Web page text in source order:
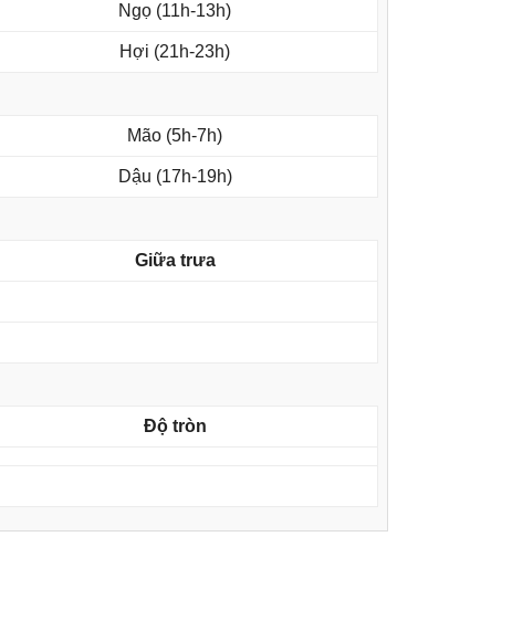
Ngọ (11h-13h)
Hợi (21h-23h)
Mão (5h-7h)
Dậu (17h-19h)
Giữa trưa
Độ tròn